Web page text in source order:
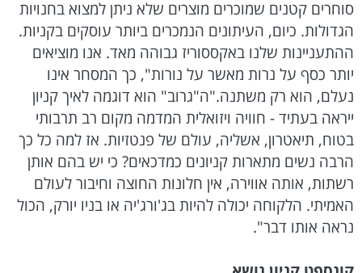
סוחרים קטנים שמוכרים מוצרים שלא ניתן למצוא בחנויות
הגדולות. כיום, העיתונים הנמכרים ביותר עוסקים בקניות.
ההתעניינות שלנו באקססוריז גבוהה מאד. אנו מוציאים
יותר כסף על נרות מאשר על נורות", כך המסחר אינו
נעלם, הוא רק משתנה."ה"גרוב" הוא דוגמה לאיך קניון
ייראה בעתיד - חוויה ויזואלית המדמה מקום רב תרבותי
בטוח, תיאטרון, אשליה, עולם של פנטזיות. אז למה כל כך
הרבה נשים מתארות קניונים כמדכאים? כי יש בהם אותן
רשתות, אותה אווירה, אין חלונות החוצה וחיבור לעולם
האמיתי. הלקוחה יכולה להיות בג'ורג'יה או בניו יורק, הכול
נראה אותו דבר".